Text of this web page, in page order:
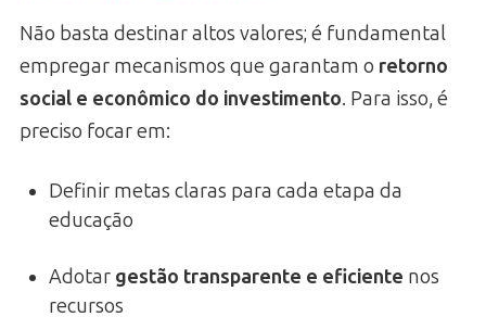
Não basta destinar altos valores; é fundamental
empregar mecanismos que garantam o retorno
social e econômico do investimento. Para isso, é
preciso focar em:
Definir metas claras para cada etapa da
educação
Adotar gestão transparente e eficiente nos
recursos